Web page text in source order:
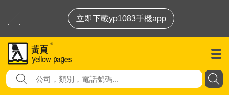
立即下載yp1083手機app